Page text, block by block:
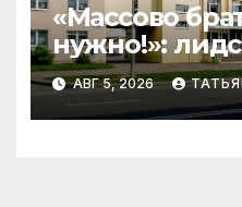
«Массово
нужно!»: лидские медики
развеивают
сентября
АВГ 5, 2026